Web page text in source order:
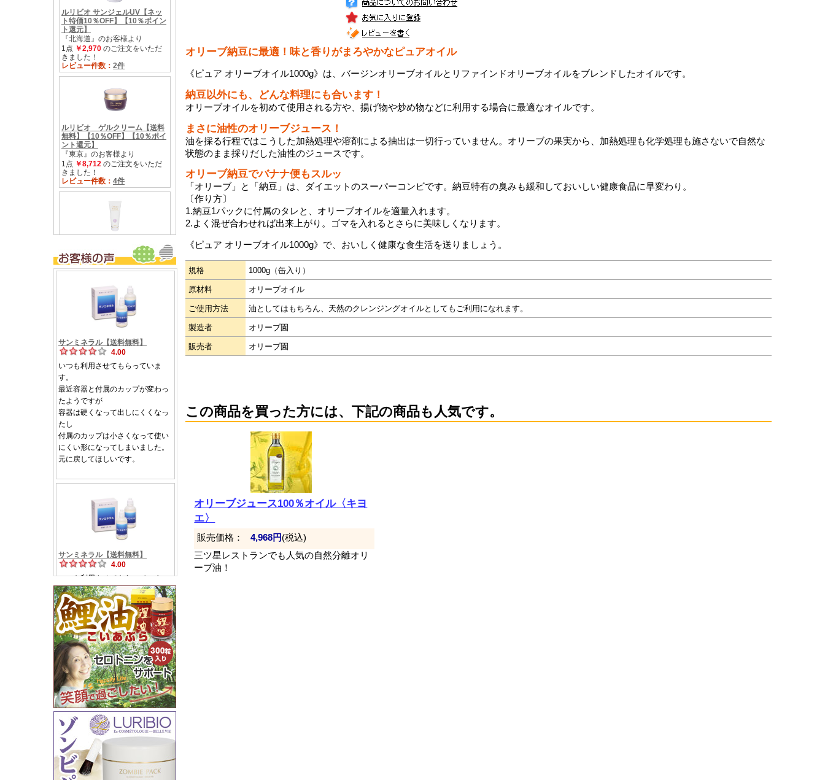
オリーブ納豆に最適！味と香りがまろやかなピュアオイル
《ピュア オリーブオイル1000g》は、バージンオリーブオイルとリファインドオリーブオイルをブレンドしたオイルです。
納豆以外にも、どんな料理にも合います！
オリーブオイルを初めて使用される方や、揚げ物や炒め物などに利用する場合に最適なオイルです。
まさに油性のオリーブジュース！
油を採る行程ではこうした加熱処理や溶剤による抽出は一切行っていません。オリーブの果実から、加熱処理も化学処理も施さないで自然な
状態のまま採りだした油性のジュースです。
オリーブ納豆でバナナ便もスルッ
「オリーブ」と「納豆」は、ダイエットのスーパーコンビです。納豆特有の臭みも緩和しておいしい健康食品に早変わり。
〔作り方〕
1.納豆1パックに付属のタレと、オリーブオイルを適量入れます。
2.よく混ぜ合わせれば出来上がり。ゴマを入れるとさらに美味しくなります。
《ピュア オリーブオイル1000g》で、おいしく健康な食生活を送りましょう。
規格 1000g（缶入り）
原材料 オリーブオイル
ご使用方法 油としてはもちろん、天然のクレンジングオイルとしてもご利用になれます。
製造者 オリーブ園
販売者 オリーブ園
この商品を買った方には、下記の商品も人気です。
オリーブジュース100％オイル〈キヨ
エ〉
販売価格： 4,968円(税込)
三ツ星レストランでも人気の自然分離オリ
ーブ油！